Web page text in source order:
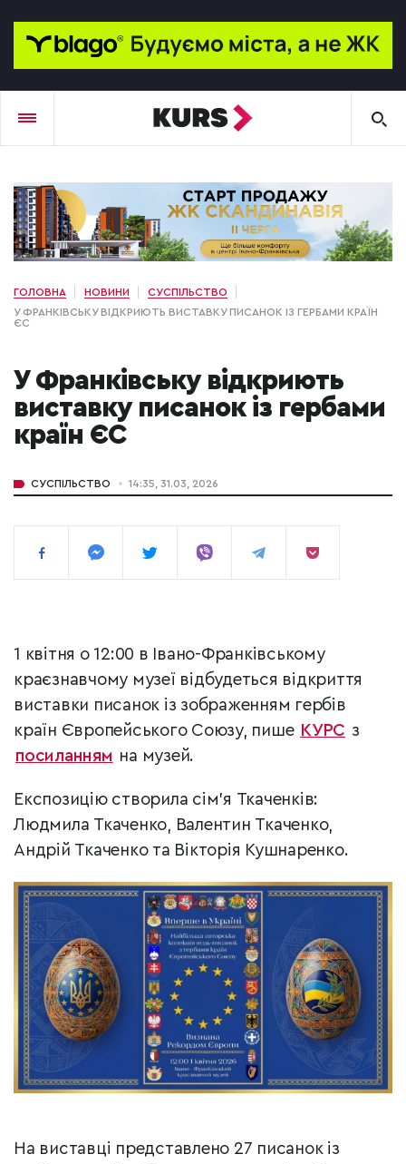
ГОЛОВНА НОВИНИ
СУСПІЛЬСТВО
У ФРАНКІВСЬКУ ВІДКРИЮТЬ ВИСТАВКУ ПИСАНОК ІЗ ГЕРБАМИ КРАЇН
ЄС
У Франківську відкриють
виставку писанок із гербами
країн ЄС
СУСПІЛЬСТВО 14:35, 31.03, 2026
1 квітня о 12:00 в Івано-Франківському
краєзнавчому музеї відбудеться відкриття
виставки писанок із зображенням гербів
країн Європейського Союзу, пише КУРС з
посиланням на музей.
Експозицію створила сім’я Ткаченків:
Людмила Ткаченко, Валентин Ткаченко,
Андрій Ткаченко та Вікторія Кушнаренко.
На виставці представлено 27 писанок із